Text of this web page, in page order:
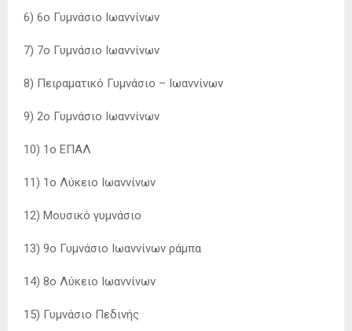
6) 6ο Γυμνάσιο Ιωαννίνων
7) 7ο Γυμνάσιο Ιωαννίνων
8) Πειραματικό Γυμνάσιο – Ιωαννίνων
9) 2ο Γυμνάσιο Ιωαννίνων
10) 1o ΕΠΑΛ
11) 1o Λύκειο Ιωαννίνων
12) Μουσικό γυμνάσιο
13) 9ο Γυμνάσιο Ιωαννίνων ράμπα
14) 8ο Λύκειο Ιωαννίνων
15) Γυμνάσιο Πεδινής